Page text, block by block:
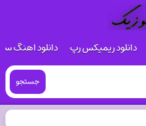
دانلود ریمیکس رپ دانلود اهنگ
جستجو